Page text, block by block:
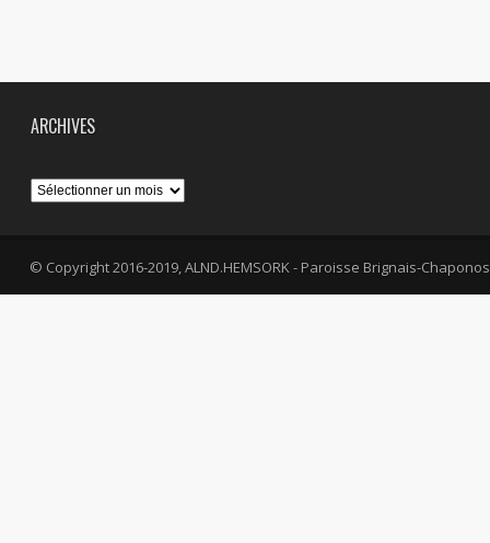
ARCHIVES
Archives
© Copyright 2016-2019, ALND.HEMSORK - Paroisse Brignais-